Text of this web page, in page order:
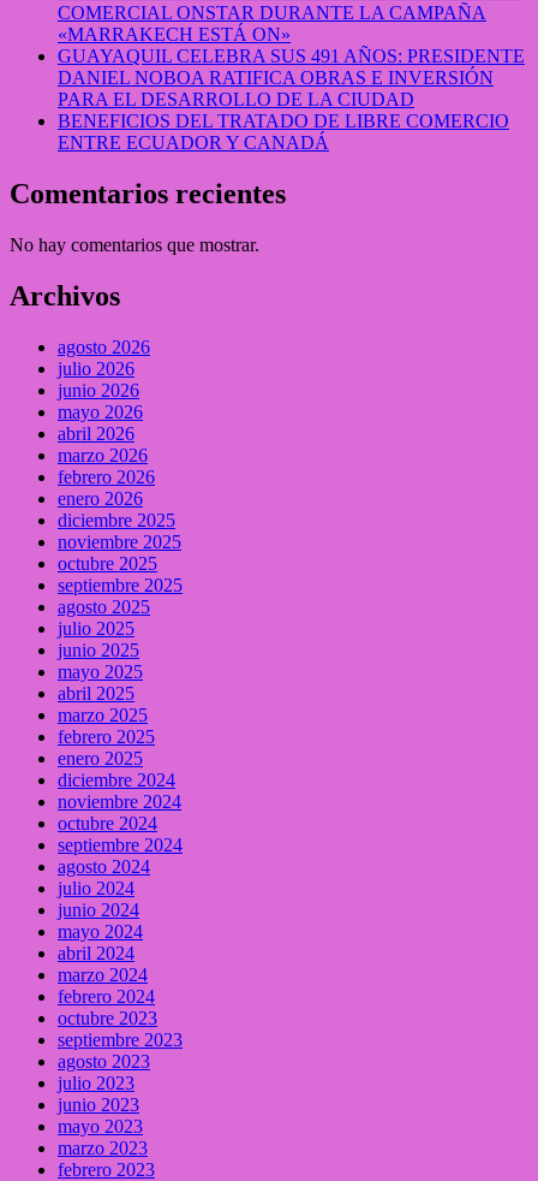
COMERCIAL ONSTAR DURANTE LA CAMPAÑA
«MARRAKECH ESTÁ ON»
GUAYAQUIL CELEBRA SUS 491 AÑOS: PRESIDENTE
DANIEL NOBOA RATIFICA OBRAS E INVERSIÓN
PARA EL DESARROLLO DE LA CIUDAD
BENEFICIOS DEL TRATADO DE LIBRE COMERCIO
ENTRE ECUADOR Y CANADÁ
Comentarios recientes
No hay comentarios que mostrar.
Archivos
agosto 2026
julio 2026
junio 2026
mayo 2026
abril 2026
marzo 2026
febrero 2026
enero 2026
diciembre 2025
noviembre 2025
octubre 2025
septiembre 2025
agosto 2025
julio 2025
junio 2025
mayo 2025
abril 2025
marzo 2025
febrero 2025
enero 2025
diciembre 2024
noviembre 2024
octubre 2024
septiembre 2024
agosto 2024
julio 2024
junio 2024
mayo 2024
abril 2024
marzo 2024
febrero 2024
octubre 2023
septiembre 2023
agosto 2023
julio 2023
junio 2023
mayo 2023
marzo 2023
febrero 2023